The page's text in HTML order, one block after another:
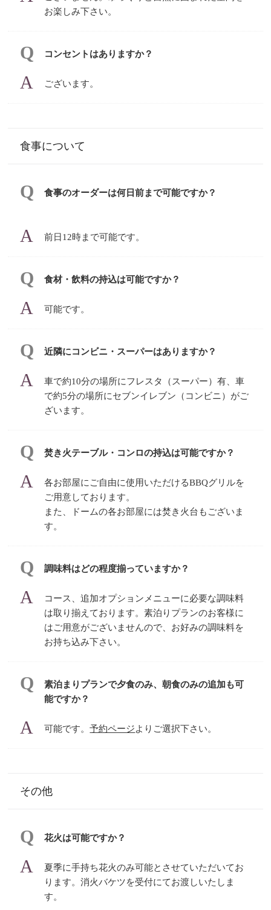
お楽しみ下さい。
コンセントはありますか？
ございます。
食事について
食事のオーダーは何日前まで可能ですか？
前日12時まで可能です。
食材・飲料の持込は可能ですか？
可能です。
近隣にコンビニ・スーパーはありますか？
車で約10分の場所にフレスタ（スーパー）有、車
で約5分の場所にセブンイレブン（コンビニ）がご
ざいます。
焚き火テーブル・コンロの持込は可能ですか？
各お部屋にご自由に使用いただけるBBQグリルを
ご用意しております。
また、ドームの各お部屋には焚き火台もございま
す。
調味料はどの程度揃っていますか？
コース、追加オプションメニューに必要な調味料
は取り揃えております。素泊りプランのお客様に
はご用意がございませんので、お好みの調味料を
お持ち込み下さい。
素泊まりプランで夕食のみ、朝食のみの追加も可
能ですか？
可能です。予約ページよりご選択下さい。
その他
花火は可能ですか？
夏季に手持ち花火のみ可能とさせていただいてお
ります。消火バケツを受付にてお渡しいたしま
す。